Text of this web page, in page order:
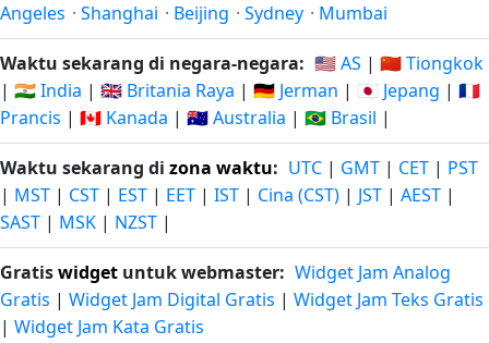
Angeles · Shanghai · Beijing · Sydney · Mumbai
Waktu sekarang di negara-negara: 🇺🇸 AS | 🇨🇳 Tiongkok
| 🇮🇳 India | 🇬🇧 Britania Raya | 🇩🇪 Jerman | 🇯🇵 Jepang | 🇫🇷
Prancis | 🇨🇦 Kanada | 🇦🇺 Australia | 🇧🇷 Brasil |
Waktu sekarang di zona waktu: UTC | GMT | CET | PST
| MST | CST | EST | EET | IST | Cina (CST) | JST | AEST |
SAST | MSK | NZST |
Gratiswidget untuk webmaster: Widget Jam Analog
Gratis | Widget Jam Digital Gratis | Widget Jam Teks Gratis
| Widget Jam Kata Gratis